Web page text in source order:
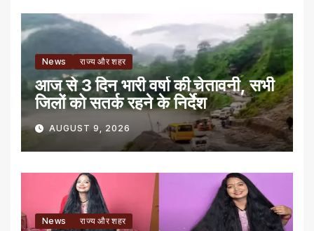
News राज्य और शहर
आज से 3 दिन भारी वर्षा की चेतावनी, सभी
जिलों को सतर्क रहने के निर्देश
AUGUST 9, 2026
News राज्य और शहर